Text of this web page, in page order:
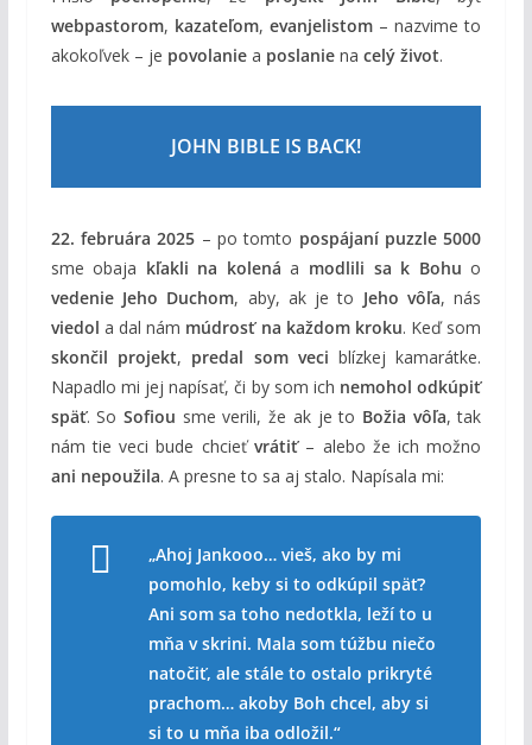
webpastorom, kazateľom, evanjelistom– nazvime to
akokoľvek – je povolaniea poslaniena celý život.
JOHN BIBLE IS BACK!
22. februára 2025 – po tomto pospájaní puzzle 5000
sme obaja kľakli na kolená a modlili sa k Bohu o
vedenie Jeho Duchom, aby, ak je to Jeho vôľa, nás
viedol a dal nám múdrosť na každom kroku. Keď som
skončil projekt, predal som veci blízkej kamarátke.
Napadlo mi jej napísať, či by som ich nemohol odkúpiť
späť. SoSofiou sme verili, že ak je to Božia vôľa, tak
nám tie veci bude chcieť vrátiť– alebo že ich možno
ani nepoužila. A presne to sa aj stalo. Napísala mi:
„Ahoj Jankooo… vieš, ako by mi
pomohlo, keby si to odkúpil späť?
Ani som sa toho nedotkla, leží to u
mňa v skrini. Mala som túžbu niečo
natočiť, ale stále to ostalo prikryté
prachom… akoby Boh chcel, aby si
si to u mňa iba odložil.“